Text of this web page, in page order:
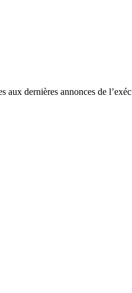
dernières annonces de